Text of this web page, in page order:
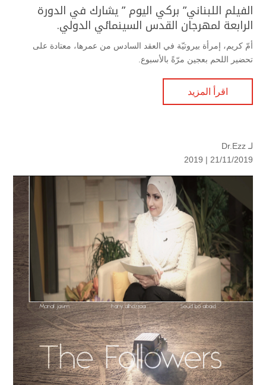
الفيلم اللبناني” بركي اليوم ” يشارك في الدورة
الرابعة لمهرجان القدس السينمائي الدولي.
أمّ كريم، إمرأة بيروتيّة في العقد السادس من عمرها، معتادة على
تحضير اللحم بعجين مرّةً بالأسبوع.
اقرأ المزيد
لـ Dr.Ezz
21/11/2019 |
2019